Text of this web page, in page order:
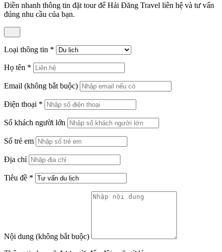
Điền nhanh thông tin đặt tour để Hải Đăng Travel liên hệ và tư vấn
đúng nhu cầu của bạn.
Loại thông tin *
Họ tên *
Email (không bắt buộc)
Điện thoại *
Số khách người lớn
Số trẻ em
Địa chỉ
Tiêu đề *
Nội dung (không bắt buộc)